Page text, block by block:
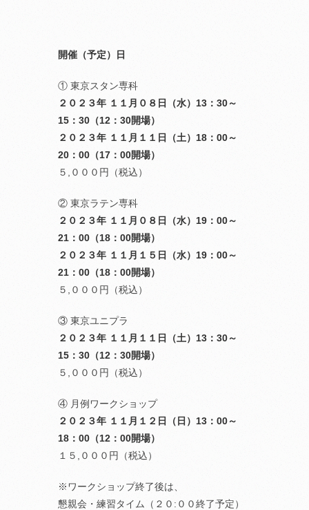
開催（予定）日
① 東京スタン専科
２０２３年 １１月０８日（水）13：30～
15：30（12：30開場）
２０２３年 １１月１１日（土）18：00～
20：00（17：00開場）
５,０００円（税込）
② 東京ラテン専科
２０２３年 １１月０８日（水）19：00～
21：00（18：00開場）
２０２３年 １１月１５日（水）19：00～
21：00（18：00開場）
５,０００円（税込）
③ 東京ユニプラ
２０２３年 １１月１１日（土）13：30～
15：30（12：30開場）
５,０００円（税込）
④ 月例ワークショップ
２０２３年 １１月１２日（日）13：00～
18：00（12：00開場）
１５,０００円（税込）
※ワークショップ終了後は、
懇親会・練習タイム（２０:００終了予定）